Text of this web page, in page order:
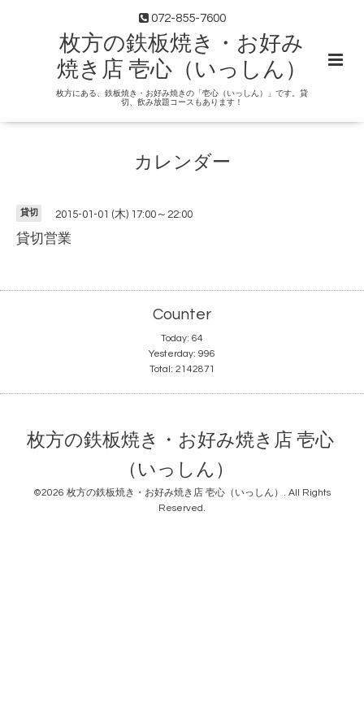
072-855-7600
枚方の鉄板焼き・お好み
焼き店 壱心（いっしん）
枚方にある、鉄板焼き・お好み焼きの「壱心（いっしん）」です。貸
切、飲み放題コースもあります！
カレンダー
貸切 2015-01-01 (木) 17:00～22:00
貸切営業
Counter
Today: 64
Yesterday: 996
Total: 2142871
枚方の鉄板焼き・お好み焼き店 壱心
（いっしん）
©2026 枚方の鉄板焼き・お好み焼き店 壱心（いっしん） . All Rights
Reserved.